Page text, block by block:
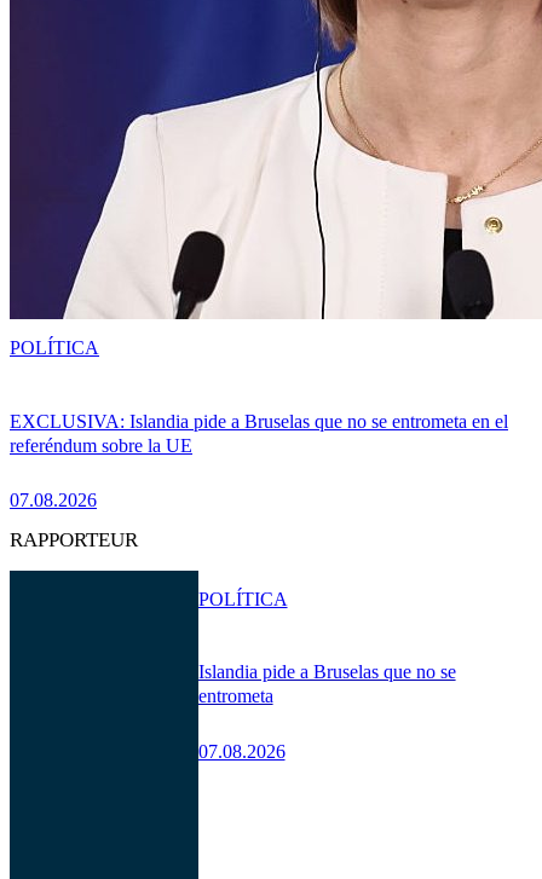
EXCLUSIVA: Islandia pide a Bruselas que no se entrometa en el
referéndum sobre la UE
07.08.2026
POLÍTICA
RAPPORTEUR
Islandia pide a Bruselas que no se
entrometa
07.08.2026
POLÍTICA